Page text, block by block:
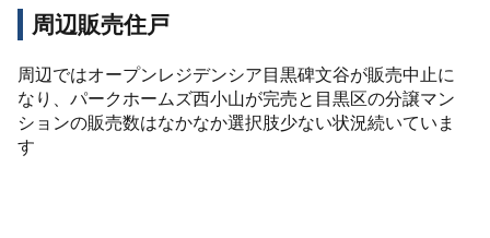
周辺販売住戸
周辺ではオープンレジデンシア目黒碑文谷が販売中止に
なり、パークホームズ西小山が完売と目黒区の分譲マン
ションの販売数はなかなか選択肢少ない状況続いていま
す